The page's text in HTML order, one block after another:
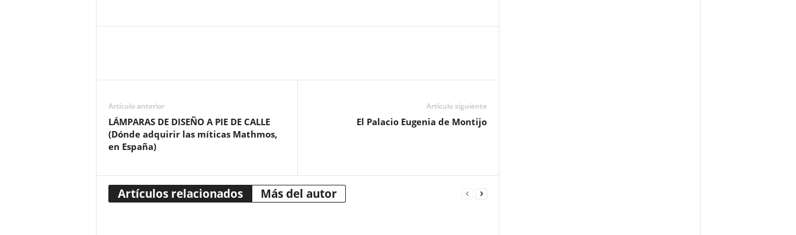
Artículo anterior
LÁMPARAS DE DISEÑO A PIE DE CALLE
(Dónde adquirir las míticas Mathmos,
en España)
Artículo siguiente
El Palacio Eugenia de Montijo
Artículos relacionados Más del autor